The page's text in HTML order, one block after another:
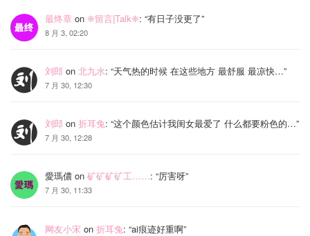
最终章 on ❈留言|Talk❈: “有日子没更了”
8 月 3, 02:20
刘郎 on 北九水: “天气热的时候 在这些地方 最舒服 最凉快…”
7 月 30, 12:30
刘郎 on 折耳兔: “这个颜色估计我闺女最爱了 什么都要粉色的…”
7 月 30, 12:28
愛瑪儂 on 矿矿矿矿工……: “厉害呀”
7 月 30, 11:33
网友小宋 on 折耳兔: “ai痕迹好重啊”